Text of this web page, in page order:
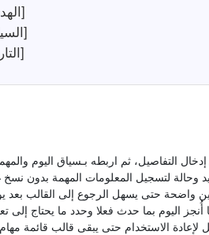
☐ [الهدف]
☐ [السياق]
☐ [التاريخ]